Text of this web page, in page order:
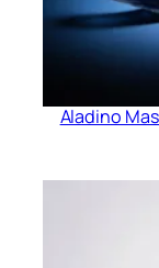
Aladino